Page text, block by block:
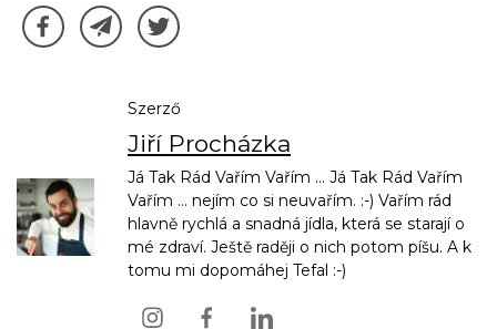
Szerző
Jiří Procházka
Já Tak Rád Vařím Vařím ... Já Tak Rád Vařím
Vařím ... nejím co si neuvařím. :-) Vařím rád
hlavně rychlá a snadná jídla, která se starají o
mé zdraví. Ještě raději o nich potom píšu. A k
tomu mi dopomáhej Tefal :-)